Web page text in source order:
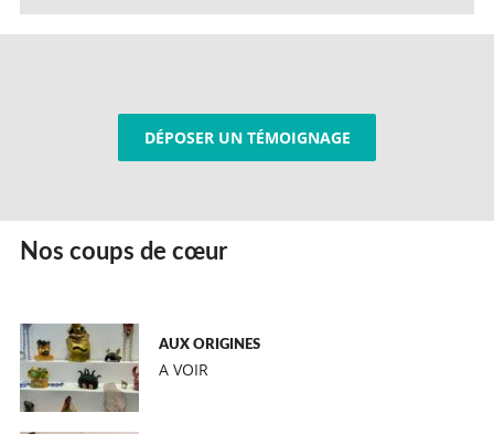
DÉPOSER UN TÉMOIGNAGE
Nos coups de cœur
AUX ORIGINES
A VOIR